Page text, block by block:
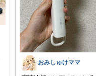
おみしゅけママ